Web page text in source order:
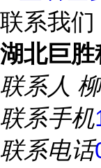
联系我们
湖北巨胜
联系人
联系手机
联系电话